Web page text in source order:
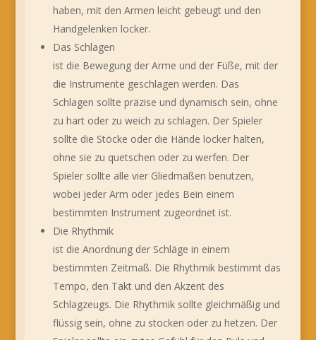
haben, mit den Armen leicht gebeugt und den
Handgelenken locker.
Das Schlagen
ist die Bewegung der Arme und der Füße, mit der
die Instrumente geschlagen werden. Das
Schlagen sollte präzise und dynamisch sein, ohne
zu hart oder zu weich zu schlagen. Der Spieler
sollte die Stöcke oder die Hände locker halten,
ohne sie zu quetschen oder zu werfen. Der
Spieler sollte alle vier Gliedmaßen benutzen,
wobei jeder Arm oder jedes Bein einem
bestimmten Instrument zugeordnet ist.
Die Rhythmik
ist die Anordnung der Schläge in einem
bestimmten Zeitmaß. Die Rhythmik bestimmt das
Tempo, den Takt und den Akzent des
Schlagzeugs. Die Rhythmik sollte gleichmäßig und
flüssig sein, ohne zu stocken oder zu hetzen. Der